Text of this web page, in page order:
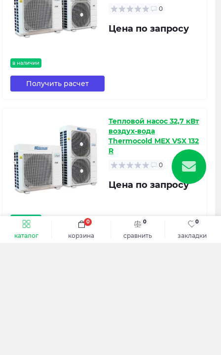
каталог сравнить
0
закладки
0
корзина
0
в наличии
0
Цена по запросу
Получить расчет
в наличии
Тепловой насос 32,7 кВт
воздух-вода
Thermocold MEX VSX 132
R
0
Цена по запросу
Получить расчет